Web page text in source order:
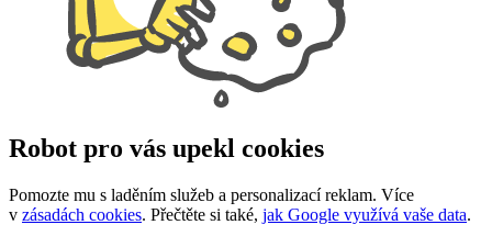
Robot pro vás upekl cookies
Pomozte mu s laděním služeb a personalizací reklam. Více
v zásadách cookies. Přečtěte si také, jak Google využívá vaše data.